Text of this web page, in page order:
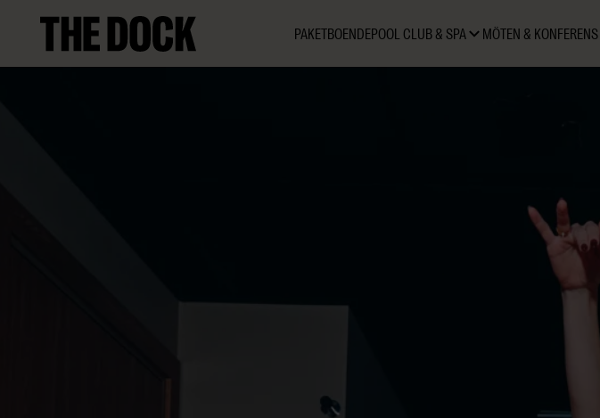
PAKETBOENDEPOOL CLUB & SPA MÖTEN & KONFERENS